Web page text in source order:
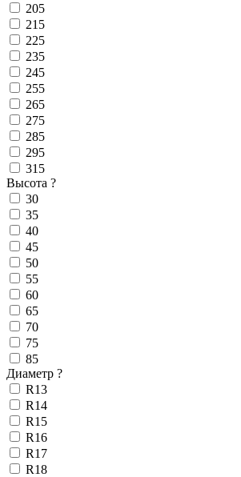
205
215
225
235
245
255
265
275
285
295
315
Высота ?
30
35
40
45
50
55
60
65
70
75
85
Диаметр ?
R13
R14
R15
R16
R17
R18